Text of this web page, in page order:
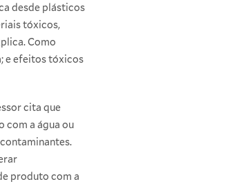
desde plásticos
tóxicos,
Como
e efeitos tóxicos
cita que
com a água ou
produto com a